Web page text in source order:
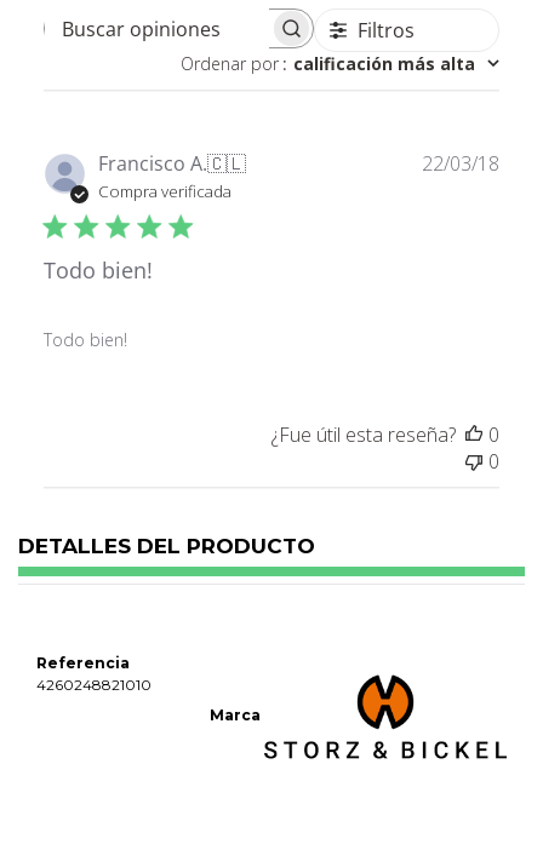
Buscar opiniones Filtros
Ordenar por : calificación más alta
Francisco A.🇨🇱
Compra verificada
Todo bien!
Todo bien!
22/03/18
¿Fue útil esta reseña?
0
0
DETALLES DEL PRODUCTO
Marca
Referencia
4260248821010